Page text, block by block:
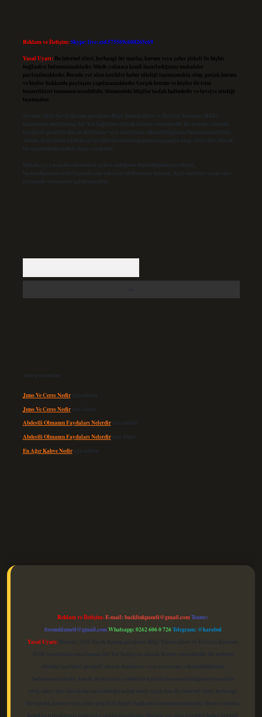
Reklam ve İletişim:Skype: live:.cid.575569c608265c69
Yasal Uyarı: Bu internet sitesi, herhangi bir marka, kurum veya şahıs şirketi ile hiçbir
bağlantısı bulunmamaktadır. Sitede yalnızca kendi hazırladığımız makaleler
paylaşılmaktadır. Burada yer alan içerikler haber niteliği taşımamakta olup, gerçek kurum
ve kişiler hakkında paylaşım yapılmamaktadır. Gerçek kurum ve kişiler ile isim
benzerlikleri tamamen tesadüfidir. Sitemizdeki bilgiler taslak halindedir ve tavsiye niteliği
taşımazlar.
Sitemiz, 5651 Sayılı Kanun gereğince Bilgi Teknolojileri ve İletişim Kurumu (BTK)
tarafından onaylanmış bir Yer Sağlayıcı olarak hizmet vermektedir. Bu nedenle, sitedeki
içerikleri proaktif olarak denetleme veya araştırma yükümlülüğümüz bulunmamaktadır.
Ancak, üyelerimiz yazdıkları içeriklerin sorumluluğunu taşımakta olup, siteye üye olarak
bu sorumluluğu kabul etmiş sayılırlar.
Hukuka ve yasal düzenlemelere aykırı olduğunu düşündüğünüz içerikleri,
backlinkpanelicomtr@gmail.com adresine bildirmeniz halinde, ilgili içerikler yasal süre
içerisinde sitemizden kaldırılacaktır.
Son yorumlar
Juno Ve Ceres Nediriçin admin
Juno Ve Ceres Nediriçin Altan
Abdestli Olmanın Faydaları Nelerdiriçin admin
Abdestli Olmanın Faydaları Nelerdiriçin Alper
En Ağır Kahve Nediriçin admin
Reklam ve İletişim:E-mail:backlinkpaneli@gmail.comTeams:
forumhizmeti@gmail.comWhatsapp: 0262 606 0 726Telegram: @karabul
Yasal Uyarı: